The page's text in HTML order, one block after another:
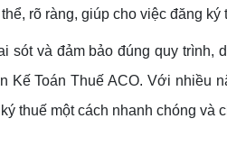
rõ ràng, giúp cho việc đăng
sót và đảm bảo đúng quy
Kế Toán Thuế ACO. Với nhiều
thuế một cách nhanh chóng và